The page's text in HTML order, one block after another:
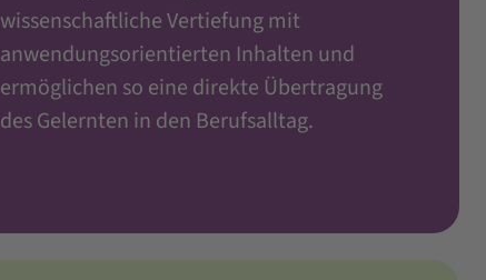
wissenschaftliche Vertiefung mit
anwendungsorientierten Inhalten und
ermöglichen so eine direkte Übertragung
des Gelernten in den Berufsalltag.